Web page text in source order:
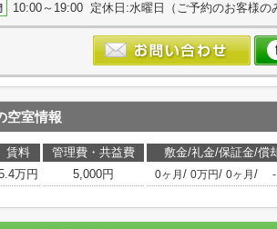
10:00～19:00 定休日:水曜日（ご予約のお客様の
空室情報
賃料 管理費・共益費 敷金/礼金/保証金/償
万円 5,000円 0ヶ月 / 0万円/ 0ヶ月 / -